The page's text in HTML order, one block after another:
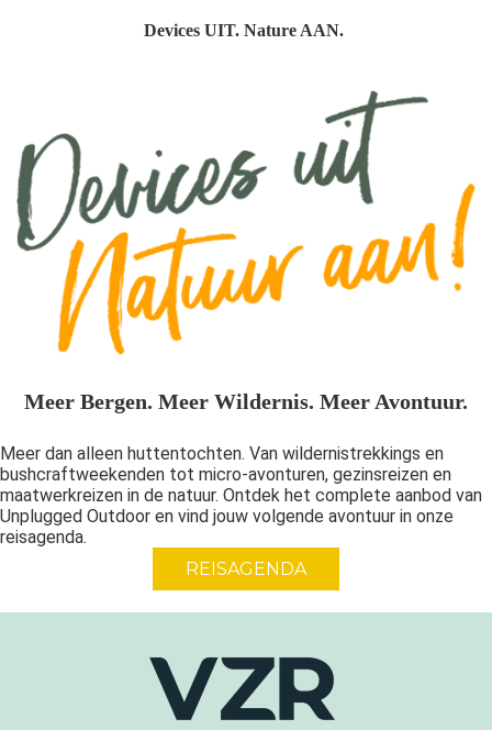
Devices UIT. Nature AAN.
Meer Bergen. Meer Wildernis. Meer Avontuur.
Meer dan alleen huttentochten. Van wildernistrekkings en
bushcraftweekenden tot micro-avonturen, gezinsreizen en
maatwerkreizen in de natuur. Ontdek het complete aanbod van
Unplugged Outdoor en vind jouw volgende avontuur in onze
reisagenda.
REISAGENDA